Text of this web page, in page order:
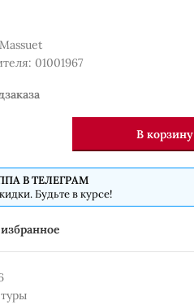
01001967
В корзину
В ТЕЛЕГРАМ
Будьте в курсе!